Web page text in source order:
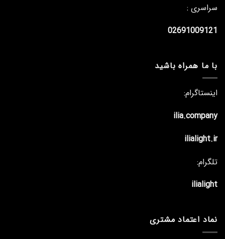
سراسری :
02691009121
با ما همراه باشید
اینستاگرام:
ilia.company
ilialight.ir
تلگرام:
ilialight
نماد اعتماد مشتری